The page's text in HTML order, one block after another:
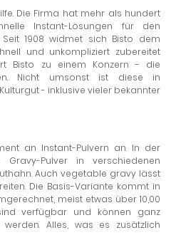
Die Firma hat mehr als hundert
Instant-Lösungen für den
1908 widmet sich Bisto dem
und unkompliziert zubereitet
Bisto zu einem Konzern - die
Nicht umsonst ist diese in
- inklusive vieler bekannter
an Instant-Pulvern an. In der
Pulver in verschiedenen
Auch vegetable gravy lässt
Die Basis-Variante kommt in
meist etwas über 10,00
verfügbar und können ganz
Alles, was es zusätzlich